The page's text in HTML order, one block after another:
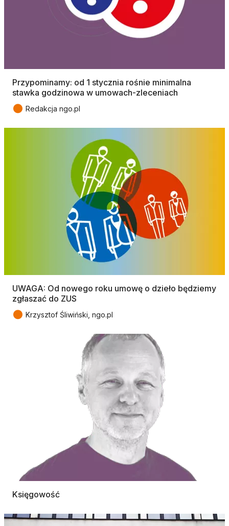
Przypominamy: od 1 stycznia rośnie minimalna
stawka godzinowa w umowach-zleceniach
● Redakcja ngo.pl
UWAGA: Od nowego roku umowę o dzieło będziemy
zgłaszać do ZUS
● Krzysztof Śliwiński, ngo.pl
Księgowość